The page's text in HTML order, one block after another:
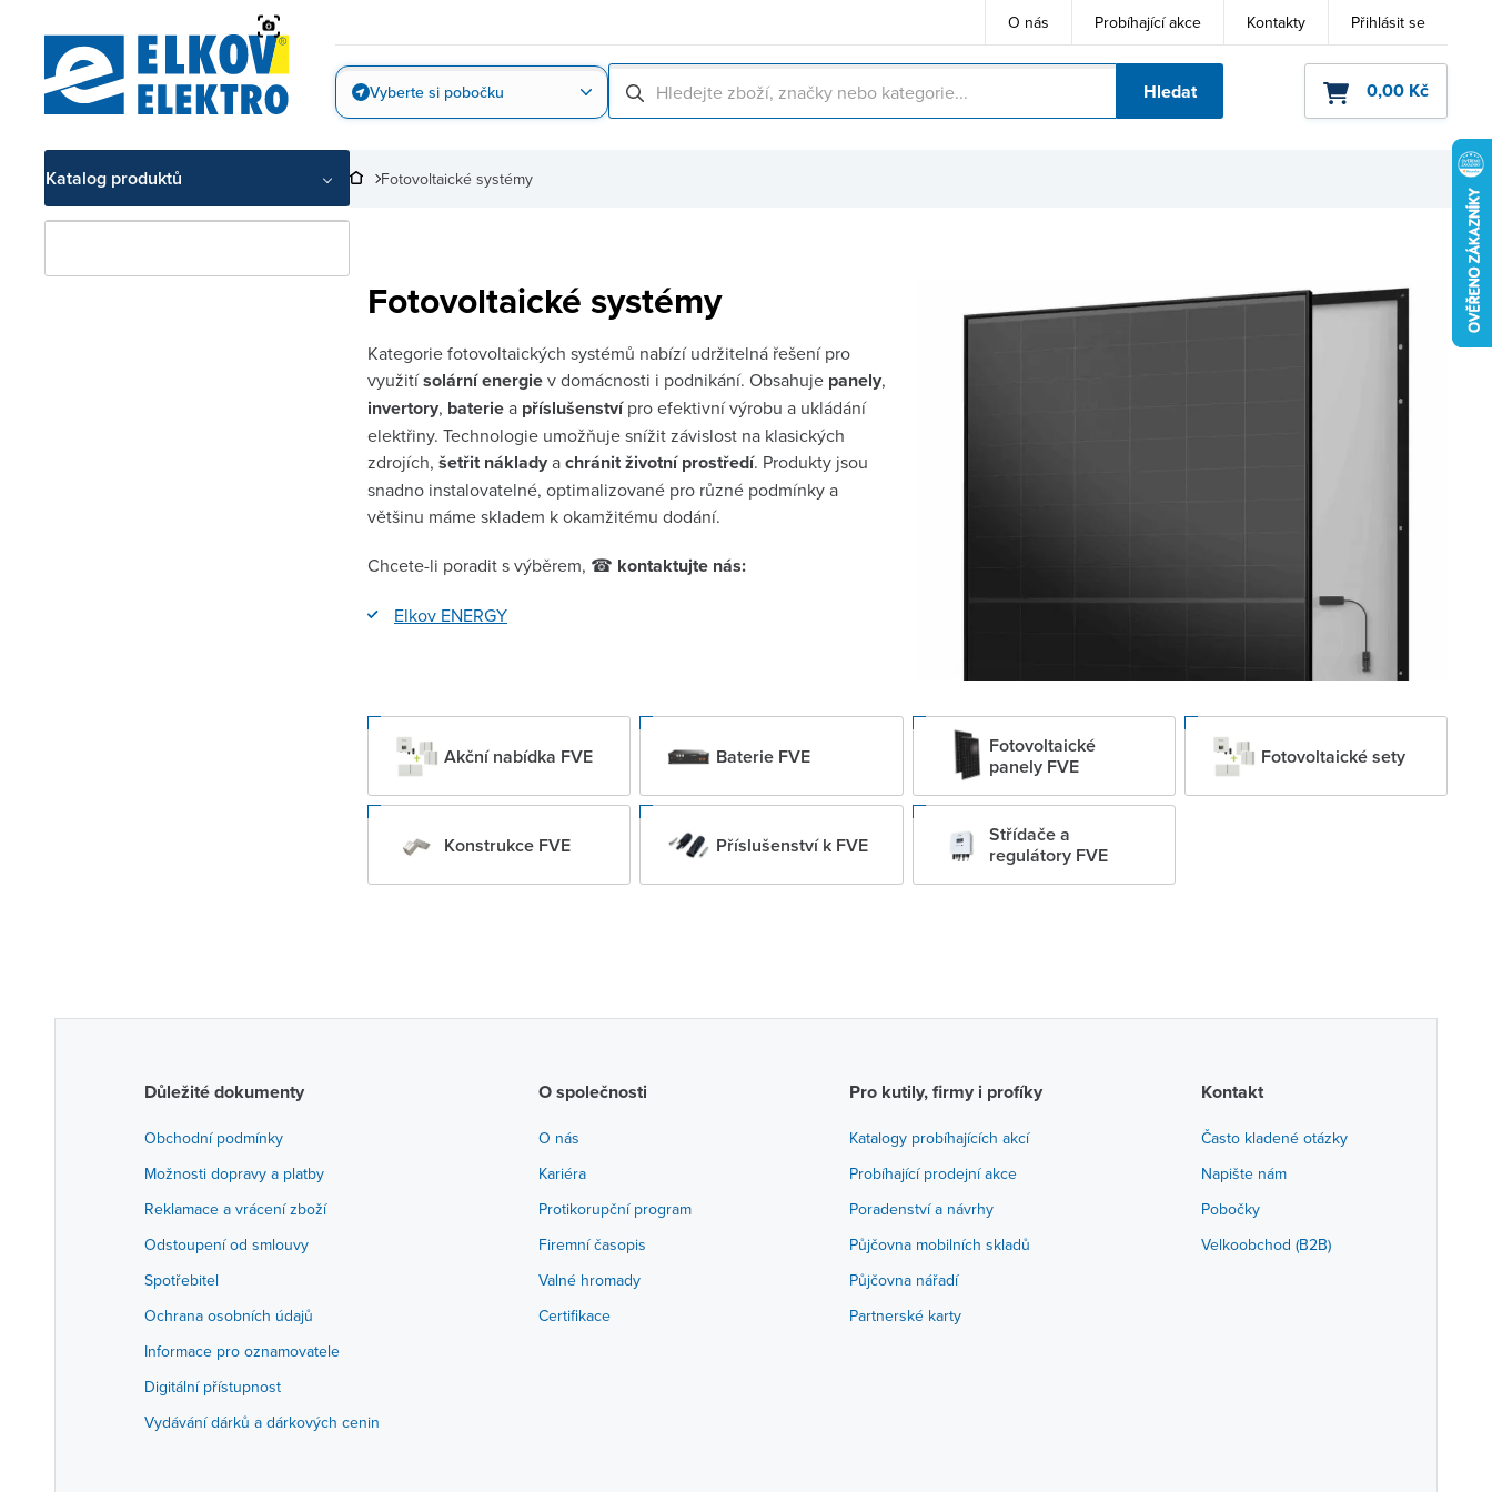
O nás Probíhající akce Kontakty Přihlásit se
Vyberte si pobočku Hledat 0,00 Kč
Katalog produktů Fotovoltaické systémy
Fotovoltaické systémy
Kategorie fotovoltaických systémů nabízí udržitelná řešení pro
využitísolární energiev domácnosti i podnikání. Obsahuje panely,
invertory, bateriea příslušenstvípro efektivní výrobu a ukládání
elektřiny. Technologie umožňuje snížit závislost na klasických
zdrojích, šetřit nákladyachránit životní prostředí. Produkty jsou
snadno instalovatelné, optimalizované pro různé podmínky a
většinu máme skladem k okamžitému dodání.
Chcete-li poradit s výběrem, ☎ kontaktujte nás:
Elkov ENERGY
Akční nabídka FVE Baterie FVE
Fotovoltaické
panely FVE
Fotovoltaické sety
Konstrukce FVE Příslušenství k FVE
Střídače a
regulátory FVE
Důležité dokumenty
Obchodní podmínky
Možnosti dopravy a platby
Reklamace a vrácení zboží
Odstoupení od smlouvy
Spotřebitel
Ochrana osobních údajů
Informace pro oznamovatele
Digitální přístupnost
Vydávání dárků a dárkových cenin
O společnosti
O nás
Kariéra
Protikorupční program
Firemní časopis
Valné hromady
Certifikace
Pro kutily, firmy i profíky
Katalogy probíhajících akcí
Probíhající prodejní akce
Poradenství a návrhy
Půjčovna mobilních skladů
Půjčovna nářadí
Partnerské karty
Kontakt
Často kladené otázky
Napište nám
Pobočky
Velkoobchod (B2B)